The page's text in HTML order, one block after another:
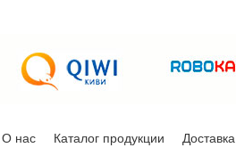
О нас Каталог продукции Доставка